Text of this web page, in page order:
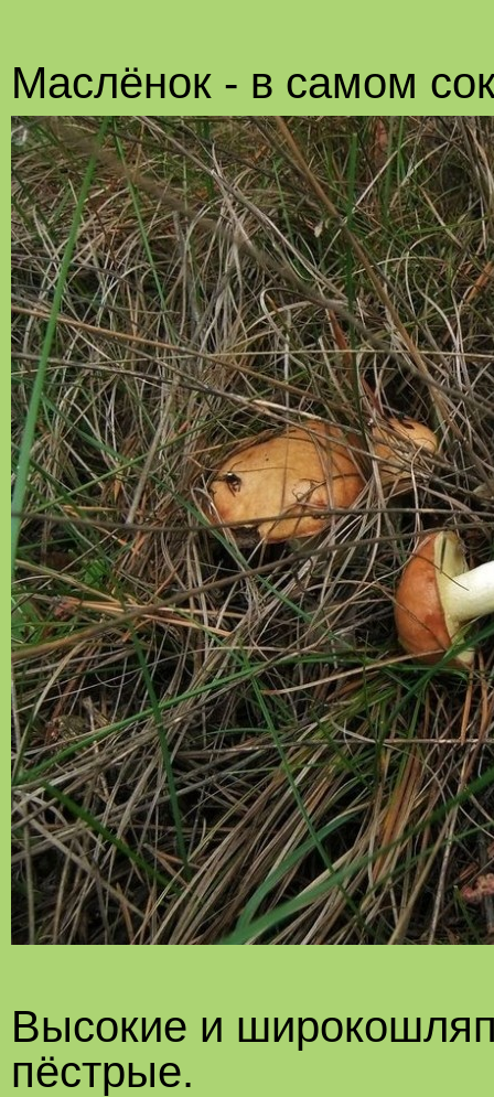
Маслёнок - в самом
Высокие и
пёстрые.